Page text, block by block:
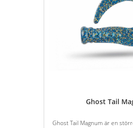
Ghost Tail
Ghost Tail Magnum är en